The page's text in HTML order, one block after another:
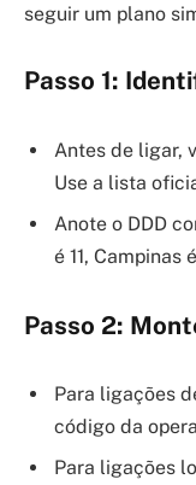
seguir um plano
Passo 1:
Antes de ligar,
Use a lista
Anote o DDD
é 11, Campinas
Passo 2:
Para ligações
código da
Para ligações